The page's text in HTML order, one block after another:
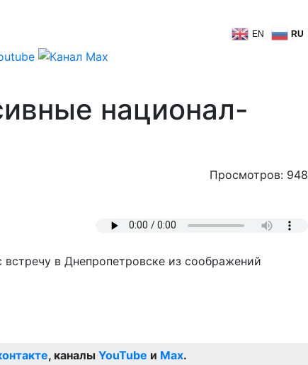
EN RU
национал-
Просмотров: 948
в Днепропетровске из соображений
, каналы YouTube и Max.